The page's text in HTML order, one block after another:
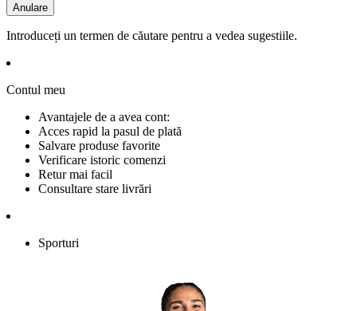
Anulare
Introduceți un termen de căutare pentru a vedea sugestiile.
Contul meu
Avantajele de a avea cont:
Acces rapid la pasul de plată
Salvare produse favorite
Verificare istoric comenzi
Retur mai facil
Consultare stare livrări
Sporturi